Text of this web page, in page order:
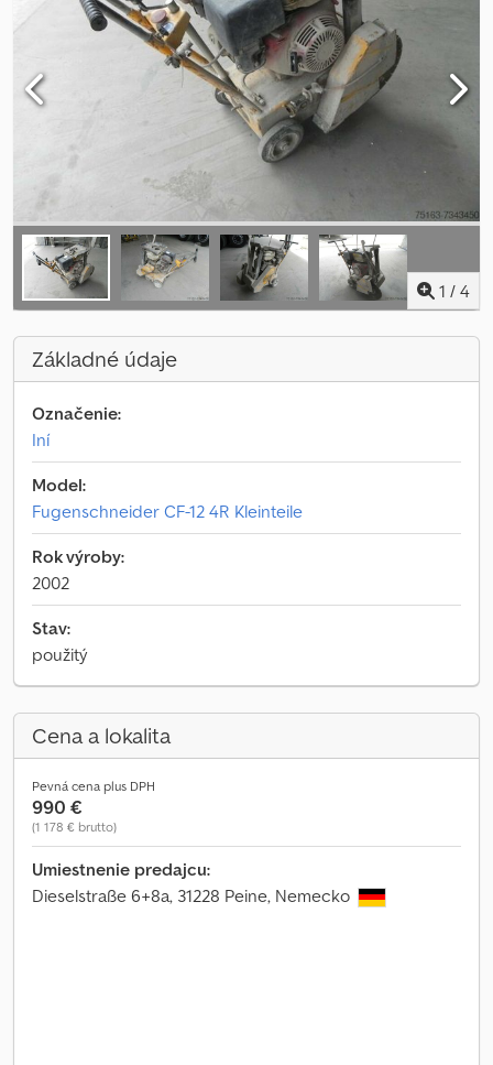
1 / 4
Základné údaje
Označenie:
Iní
Model:
Fugenschneider CF-12 4R Kleinteile
Rok výroby:
2002
Stav:
použitý
Cena a lokalita
Pevná cena plus DPH
990 €
(1 178 € brutto)
Umiestnenie predajcu:
Dieselstraße 6+8a, 31228 Peine, Nemecko